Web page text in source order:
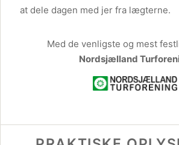
at dele dagen med jer fra lægterne.
Med de venligste og mest
Nordsjælland